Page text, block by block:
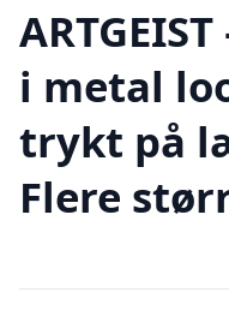
i metal
trykt på
Flere